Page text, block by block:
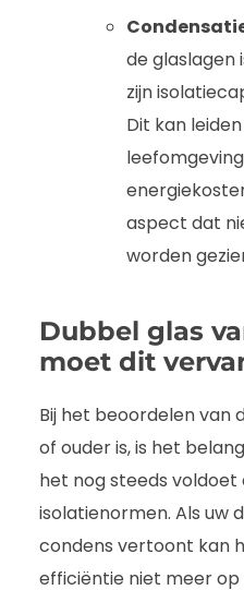
de glaslagen
zijn
Dit kan
aspect dat
worden
Dubbel glas
moet dit
Bij het beoordelen van
of ouder is, is het
het nog steeds voldoet
isolatienormen. Als uw
condens vertoont kan
efficiëntie niet meer op